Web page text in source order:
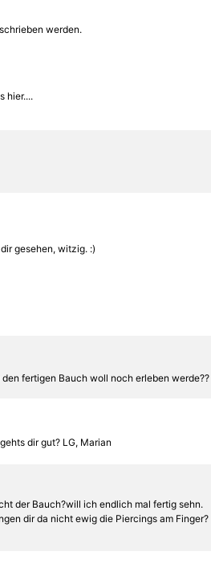
werden.
hier....
gesehen, witzig. :)
fertigen Bauch woll noch erleben werde??
dir gut? LG, Marian
der Bauch?will ich endlich mal fertig sehn.
dir da nicht ewig die Piercings am Finger?